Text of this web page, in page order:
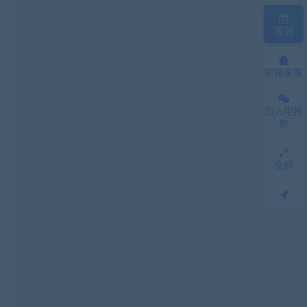
邮箱客服
加入电报
群
全屏